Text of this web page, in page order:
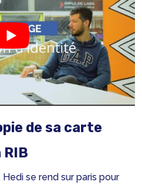
de sa carte
RIB
se rend sur paris pour